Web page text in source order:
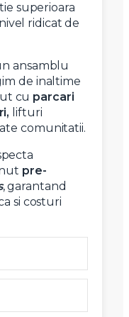
superioara
ridicat de
ansamblu
de inaltime
cu parcari
lifturi
comunitatii.
pre-
, garantand
si costuri